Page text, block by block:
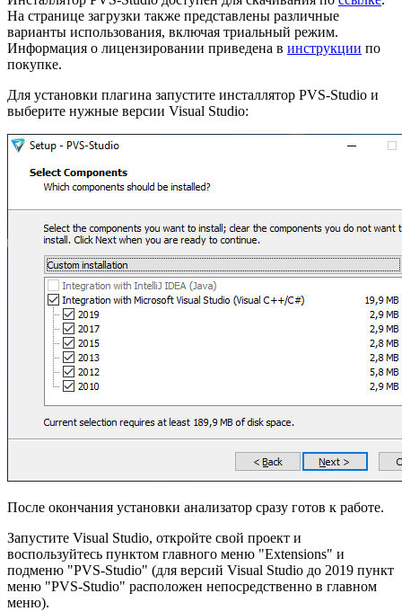
На странице загрузки также представлены различные
варианты использования, включая триальный режим.
Информация о лицензировании приведена в инструкции по
покупке.
Для установки плагина запустите инсталлятор PVS-Studio и
выберите нужные версии Visual Studio:
После окончания установки анализатор сразу готов к работе.
Запустите Visual Studio, откройте свой проект и
воспользуйтесь пунктом главного меню "Extensions" и
подменю "PVS-Studio" (для версий Visual Studio до 2019 пункт
меню "PVS-Studio" расположен непосредственно в главном
меню).